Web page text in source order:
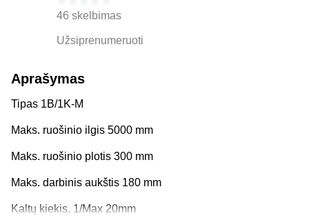
46 skelbimas
Užsiprenumeruoti
Aprašymas
Tipas 1B/1K-M
Maks. ruošinio ilgis 5000 mm
Maks. ruošinio plotis 300 mm
Maks. darbinis aukštis 180 mm
Kaltų kiekis. 1/Max 20mm